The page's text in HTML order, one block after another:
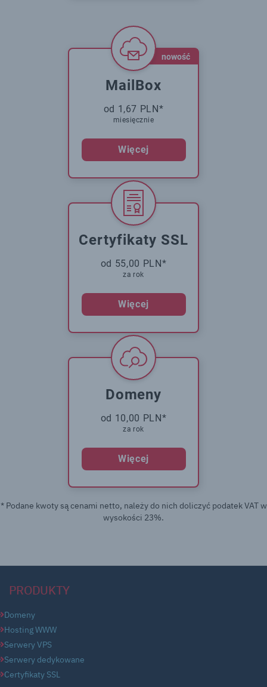
nowość
MailBox
od 1,67 PLN*
miesięcznie
Więcej
Certyfikaty SSL
od 55,00 PLN*
za rok
Więcej
Domeny
od 10,00 PLN*
za rok
Więcej
* Podane kwoty są cenami netto, należy do nich doliczyć podatek VAT w
wysokości 23%.
PRODUKTY
Domeny
Hosting WWW
Serwery VPS
Serwery dedykowane
Certyfikaty SSL